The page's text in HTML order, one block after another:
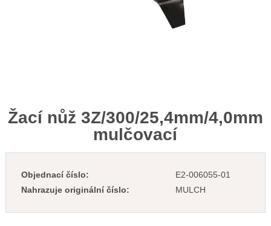
Žací nůž 3Z/300/25,4mm/4,0mm
mulčovací
Objednací číslo:
E2-006055-01
Nahrazuje originální číslo:
MULCH